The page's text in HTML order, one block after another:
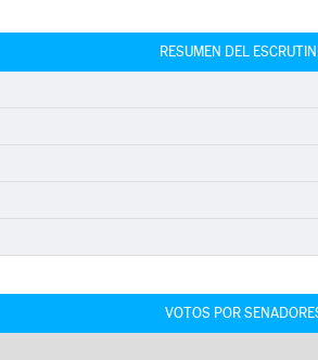
RESUMEN DEL
VOTOS POR